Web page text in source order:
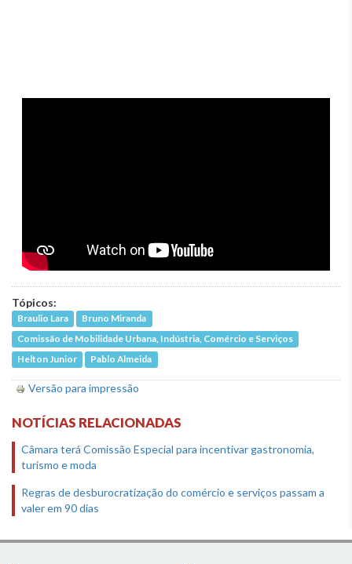
Tópicos:
Braulio Lara
Bruno Miranda
Comissão de Mobilidade Urbana, Indústria, Comércio e Serviços
Helton Junior
Pablo Almeida
Versão para impressão
NOTÍCIAS RELACIONADAS
Câmara terá Comissão Especial para incentivar gastronomia,
turismo e moda
Regras de desburocratização do comércio e serviços passam a
valer em 90 dias